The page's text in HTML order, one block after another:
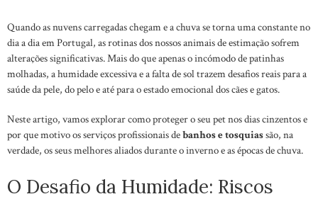
Quando as nuvens carregadas chegam e a chuva se torna uma constante no
dia a dia em Portugal, as rotinas dos nossos animais de estimação sofrem
alterações significativas. Mais do que apenas o incómodo de patinhas
molhadas, a humidade excessiva e a falta de sol trazem desafios reais para a
saúde da pele, do pelo e até para o estado emocional dos cães e gatos.
Neste artigo, vamos explorar como proteger o seu pet nos dias cinzentos e
por que motivo os serviços profissionais debanhos e tosquiassão, na
verdade, os seus melhores aliados durante o inverno e as épocas de chuva.
O Desafio da Humidade: Riscos